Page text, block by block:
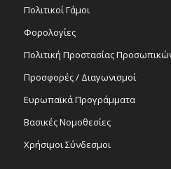
Πολιτικοί Γάμοι
Φορολογίες
Πολιτική Προστασίας
Προσφορές / Διαγωνισμοί
Ευρωπαϊκά Προγράμματα
Βασικές Νομοθεσίες
Χρήσιμοι Σύνδεσμοι